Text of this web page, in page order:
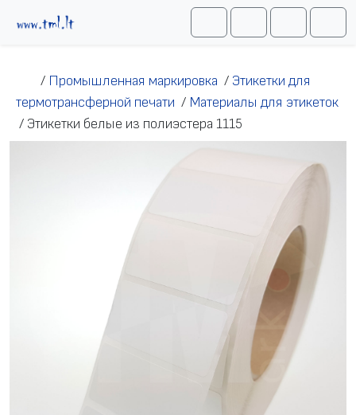
SearchAccountCart
/ Промышленная маркировка / Этикетки для
термотрансферной печати / Материалы для этикеток
/ Этикетки белые из полиэстера 1115